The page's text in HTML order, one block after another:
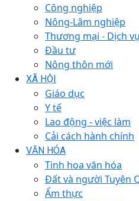
Công nghiệp
Nông-Lâm nghiệp
Thương mại - Dịch vụ
Đầu tư
Nông thôn mới
XÃ HỘI
Giáo dục
Y tế
Lao động - việc làm
Cải cách hành chính
VĂN HÓA
Tinh hoa văn hóa
Đất và người Tuyên
Ẩm thực